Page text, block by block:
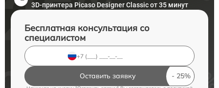
3D-принтера Picaso Designer Classic от 35 минут
Бесплатная консультация со
специалистом
Оставить заявку